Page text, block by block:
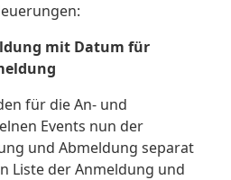
mit Datum für
für die An- und
Events nun der
und Abmeldung separat
Liste der Anmeldung und